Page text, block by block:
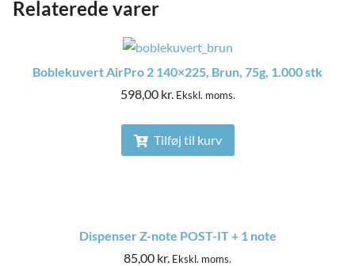
Relaterede varer
Boblekuvert AirPro 2 140×225, Brun, 75g, 1.000 stk
598,00 kr. Ekskl. moms.
Tilføj til kurv
Dispenser Z-note POST-IT + 1 note
85,00 kr. Ekskl. moms.